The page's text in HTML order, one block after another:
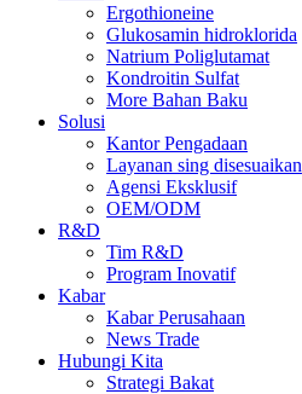
Ergothioneine
Glukosamin hidroklorida
Natrium Poliglutamat
Kondroitin Sulfat
More Bahan Baku
Solusi
Kantor Pengadaan
Layanan sing disesuaikan
Agensi Eksklusif
OEM/ODM
R&D
Tim R&D
Program Inovatif
Kabar
Kabar Perusahaan
News Trade
Hubungi Kita
Strategi Bakat